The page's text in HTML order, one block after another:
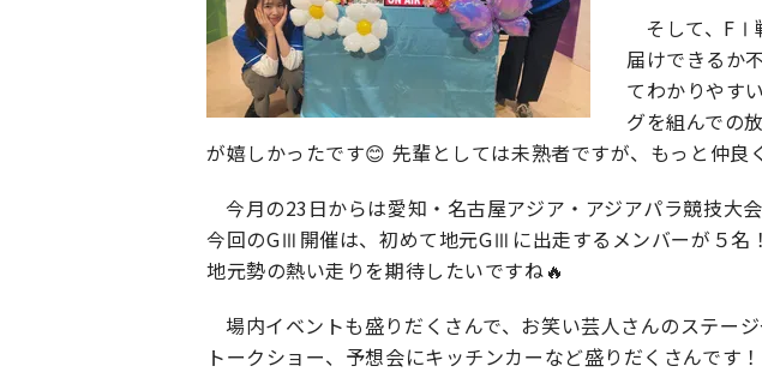
そして、FⅠ
届けできるか
てわかりやす
グを組んでの
が嬉しかったです😊 先輩としては未熟者ですが、もっと仲
今月の23日からは愛知・名古屋アジア・アジアパラ競技大
今回のGⅢ開催は、初めて地元GⅢに出走するメンバーが５名
地元勢の熱い走りを期待したいですね🔥
場内イベントも盛りだくさんで、お笑い芸人さんのステー
トークショー、予想会にキッチンカーなど盛りだくさんです！